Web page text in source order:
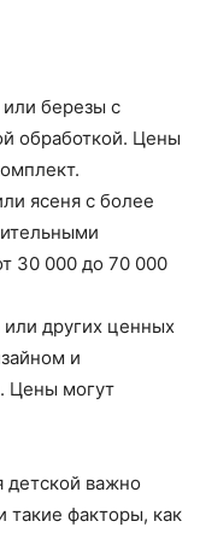
березы с
обработкой. Цены
ясеня с более
30 000 до 70 000
других ценных
и
Цены могут
важно
такие факторы, как